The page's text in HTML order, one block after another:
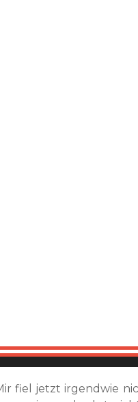
fiel jetzt irgendwie